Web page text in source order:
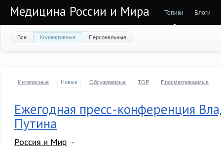
Медицина России и Мира Топики Блоги
Все Коллективные Персональные
Интересные Новые Обсуждаемые TOP Просматриваемые
Ежегодная пресс-конференция
Путина
Россия и Мир